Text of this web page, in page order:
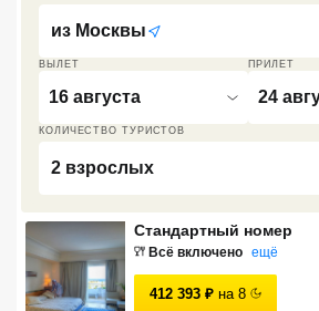
ВЫЛЕТ
16 августа
ПРИЛЕТ
24
КОЛИЧЕСТВО ТУРИСТОВ
2 взрослых
из Москвы
Стандартный номер
Всё включено ещё
412 393 ₽ на 8
ТОП 10 недорогих отелей
5*
Лучшие отели 4* звезды
звезды
Недорогие отели 3*
звезды